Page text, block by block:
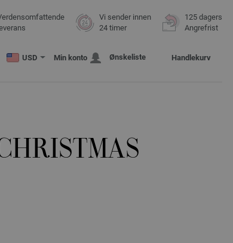
Vi sender innen
24 timer
125 dagers
Angrefrist
USD Min konto Ønskeliste Handlekurv